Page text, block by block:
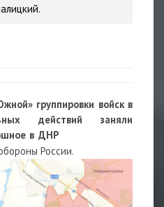
группировки войск в
действий заняли
в ДНР
России.